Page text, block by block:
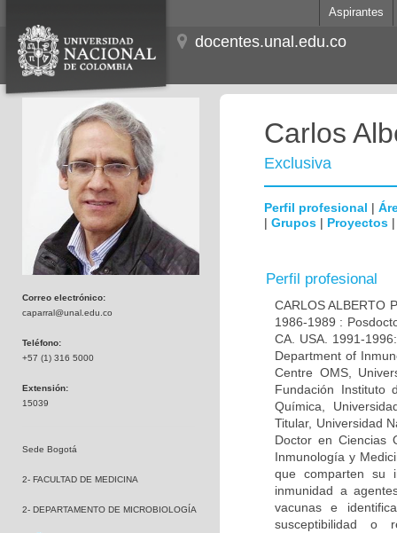
Aspirantes
docentes.unal.edu.co
Correo electrónico:
caparral@unal.edu.co
Teléfono:
+57 (1) 316 5000
Extensión:
15039
Sede Bogotá
2- FACULTAD DE MEDICINA
2- DEPARTAMENTO DE MICROBIOLOGÍA
Carlos
Exclusiva
Perfil profesional |
| Grupos | Proyectos
Perfil profesional
CARLOS ALBERTO
1986-1989 :
CA. USA. 1991-
Department of
Centre OMS,
Fundación Instituto
Química,
Titular, Universidad
Doctor en Ciencias
Inmunología y
que comparten su
inmunidad a
vacunas e
susceptibilidad o